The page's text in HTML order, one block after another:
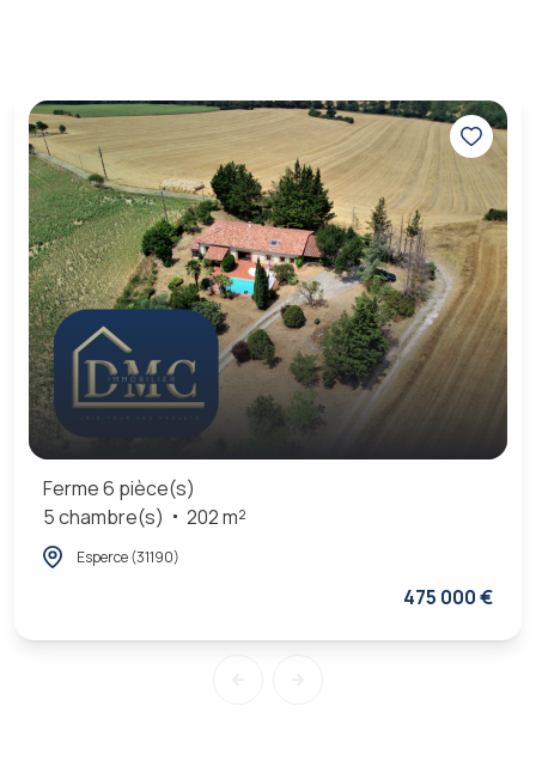
Ferme 6 pièce(s)
5 chambre(s)
202 m²
Esperce (31190)
475 000 €